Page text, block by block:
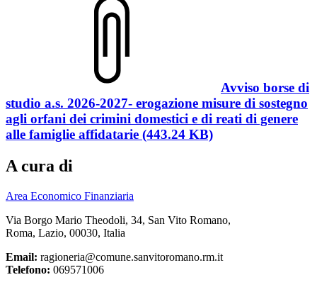
Avviso borse di
studio a.s. 2026-2027- erogazione misure di sostegno
agli orfani dei crimini domestici e di reati di genere
alle famiglie affidatarie (443.24 KB)
A cura di
Area Economico Finanziaria
Via Borgo Mario Theodoli, 34, San Vito Romano,
Roma, Lazio, 00030, Italia
Email: ragioneria@comune.sanvitoromano.rm.it
Telefono: 069571006